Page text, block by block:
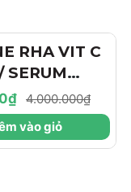
- 15%
RHA VIT C
SERUM
LÀM
TRẺ HÓA
4.000.000₫
vào giỏ